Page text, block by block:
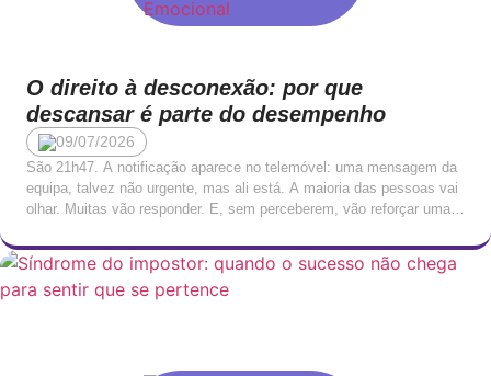
O direito à desconexão: por que
descansar é parte do desempenho
09/07/2026
São 21h47. A notificação aparece no telemóvel: uma mensagem da
equipa, talvez não urgente, mas ali está. A maioria das pessoas vai
olhar. Muitas vão responder. E, sem perceberem, vão reforçar uma
torna mais silencioso. Esta disponibilidade permanente tornou-se,
para muitos profissionais, tão normalizada que deixou […]